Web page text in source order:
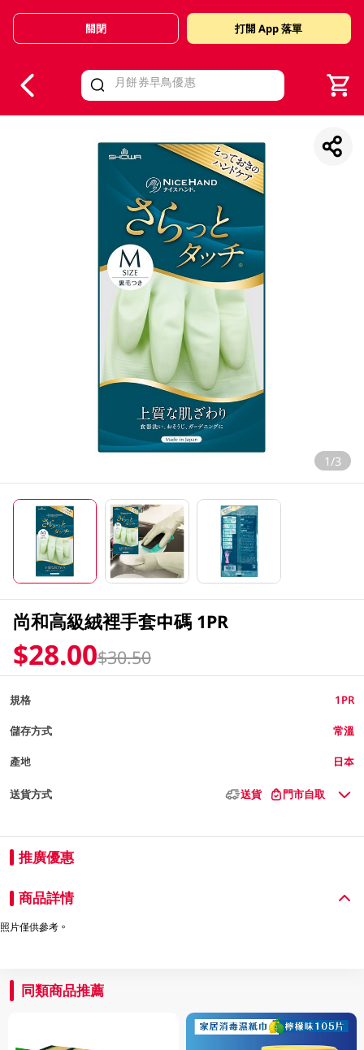
Valid Until 30 June 2026
關閉 打開 App 落單
1/3
尚和高級絨裡手套中碼 1PR
$28.00$30.50
規格 1PR
儲存方式 常溫
產地 日本
送貨方式 送貨 門市自取
推廣優惠
商品詳情
照片僅供參考。
同類商品推薦